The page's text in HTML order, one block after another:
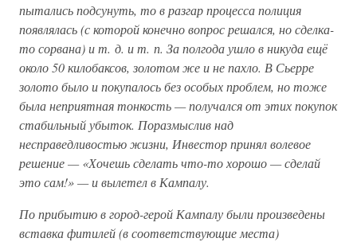
пытались подсунуть, то в разгар процесса полиция
появлялась (с которой конечно вопрос решался, но сделка-
то сорвана) и т. д. и т. п. За полгода ушло в никуда ещё
около 50 килобаксов, золотом же и не пахло. В Сьерре
золото было и покупалось без особых проблем, но тоже
была неприятная тонкость — получался от этих покупок
стабильный убыток. Поразмыслив над
несправедливостью жизни, Инвестор принял волевое
решение — «Хочешь сделать что-то хорошо — сделай
это сам!» — и вылетел в Кампалу.
По прибытию в город-герой Кампалу были произведены
вставка фитилей (в соответствующие места)